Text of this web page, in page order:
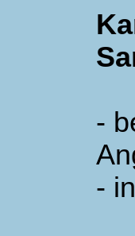
-
-